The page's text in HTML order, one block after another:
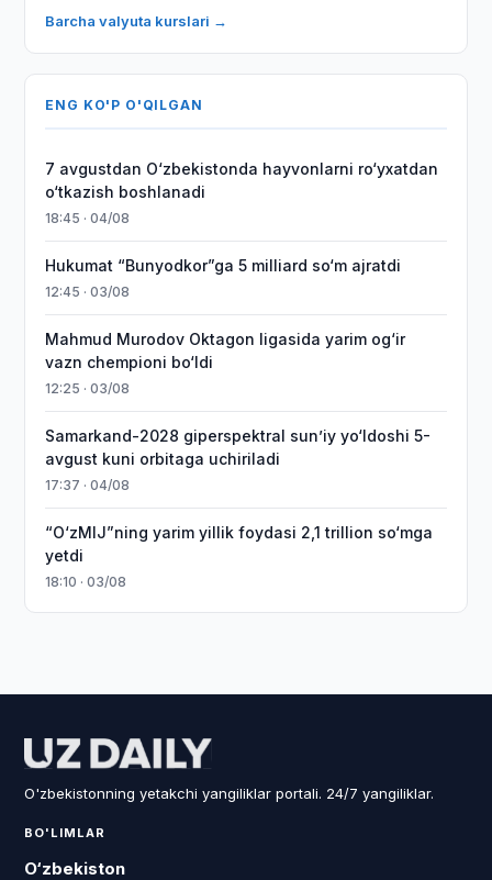
Barcha valyuta kurslari →
ENG KO'P O'QILGAN
7 avgustdan O‘zbekistonda hayvonlarni ro‘yxatdan
o‘tkazish boshlanadi
18:45 · 04/08
Hukumat “Bunyodkor”ga 5 milliard so‘m ajratdi
12:45 · 03/08
Mahmud Murodov Oktagon ligasida yarim og‘ir
vazn chempioni bo‘ldi
12:25 · 03/08
Samarkand-2028 giperspektral sun’iy yo‘ldoshi 5-
avgust kuni orbitaga uchiriladi
17:37 · 04/08
“O‘zMIJ”ning yarim yillik foydasi 2,1 trillion so‘mga
yetdi
18:10 · 03/08
O'zbekistonning yetakchi yangiliklar portali. 24/7 yangiliklar.
BO'LIMLAR
O‘zbekiston